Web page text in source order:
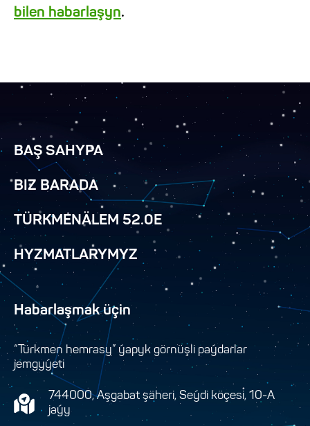
bilen habarlaşyn.
BAŞ SAHYPA
BIZ BARADA
TÜRKMENÄLEM 52.0E
HYZMATLARYMYZ
Habarlaşmak üçin
“Türkmen hemrasy” ýapyk görnüşli paýdarlar
jemgyýeti
744000, Aşgabat şäheri, Seýdi köçesi, 10-A
jaýy